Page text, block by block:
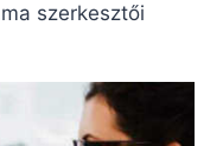
szerkesztői